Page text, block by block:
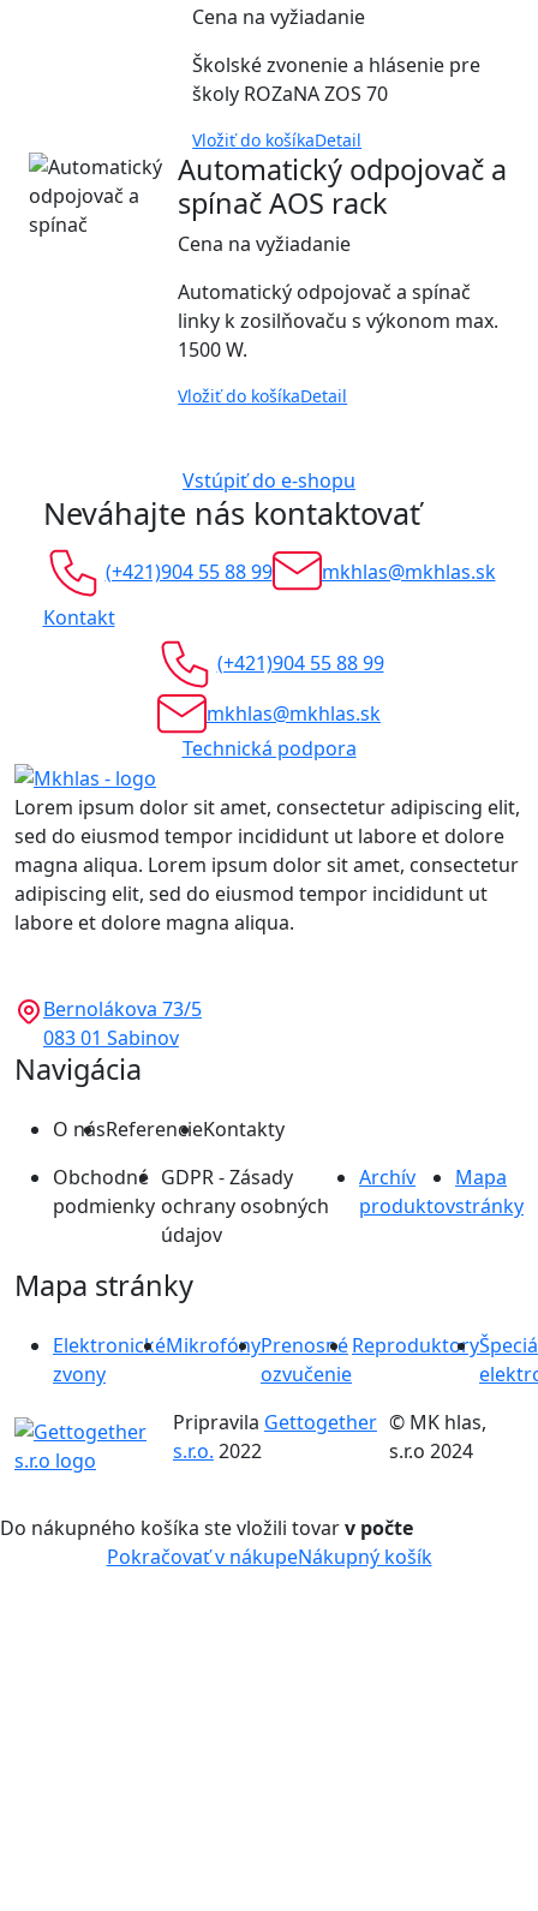
Cena na vyžiadanie
Školské zvonenie a hlásenie pre
školy ROZaNA ZOS 70
Vložiť do košíkaDetail
Automatický odpojovač a
spínač AOS rack
Cena na vyžiadanie
Automatický odpojovač a spínač
linky k zosilňovaču s výkonom max.
1500 W.
Vložiť do košíkaDetail
Vstúpiť do e-shopu
Neváhajte nás kontaktovať
(+421)904 55 88 99
mkhlas@mkhlas.sk
Kontakt
(+421)904 55 88 99
mkhlas@mkhlas.sk
Technická podpora
Lorem ipsum dolor sit amet, consectetur adipiscing elit,
sed do eiusmod tempor incididunt ut labore et dolore
magna aliqua. Lorem ipsum dolor sit amet, consectetur
adipiscing elit, sed do eiusmod tempor incididunt ut
labore et dolore magna aliqua.
Bernolákova 73/5
083 01 Sabinov
Navigácia
O násReferencieKontakty
Obchodné
podmienky
GDPR - Zásady
ochrany osobných
údajov
Archív
produktov
Mapa
stránky
Mapa stránky
Elektronické
zvony
MikrofónyPrenosné
ozvučenie
Reproduktory
Pripravila Gettogether
s.r.o. 2022
© MK hlas,
s.r.o 2024
Do nákupného košíka ste vložili tovarv počte
Pokračovať v nákupeNákupný košík